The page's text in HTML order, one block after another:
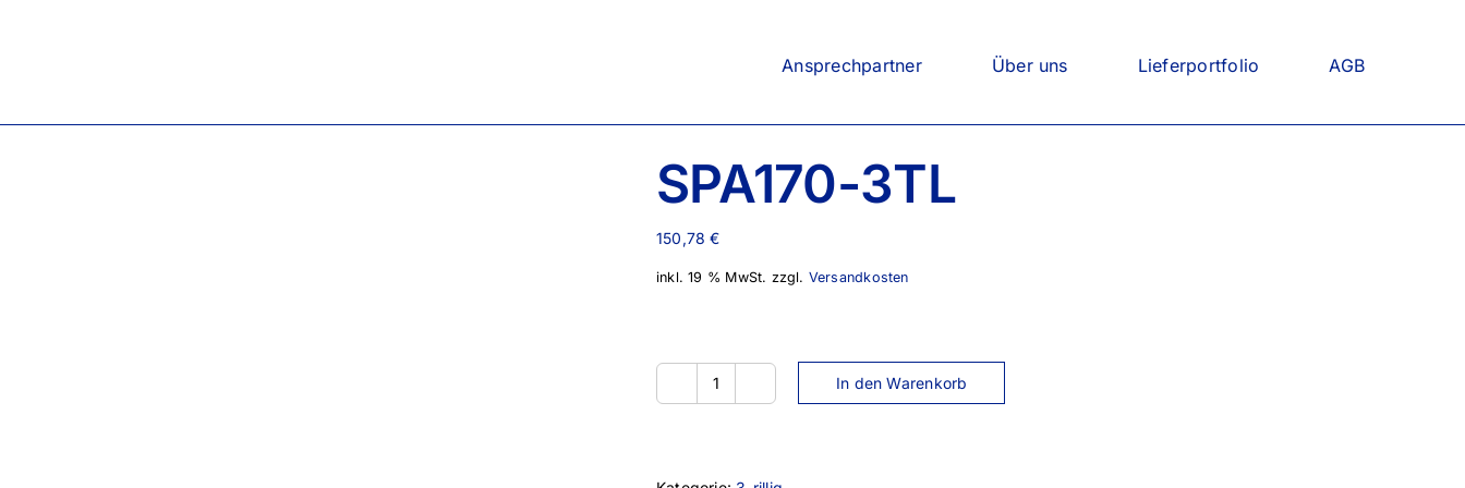
Ansprechpartner Über uns Lieferportfolio AGB
SPA170-3TL
150,78€
inkl. 19 % MwSt. zzgl. Versandkosten
SPA170-
In den Warenkorb